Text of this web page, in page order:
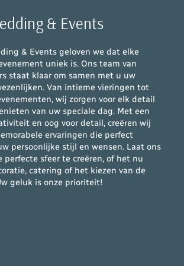
& Events
& Events geloven we dat elke
uniek is. Ons team van
staat klaar om samen met u uw
Van intieme vieringen tot
wij zorgen voor elk detail
van uw speciale dag. Met een
en oog voor detail, creëren wij
ervaringen die perfect
persoonlijke stijl en wensen. Laat ons
perfecte sfeer te creëren, of het nu
catering of het kiezen van de
geluk is onze prioriteit!